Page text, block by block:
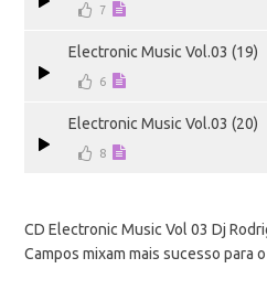
7
Electronic Music Vol.03 (19)
6
Electronic Music Vol.03 (20)
8
CD Electronic Music Vol 03 Dj
Campos mixam mais sucesso para